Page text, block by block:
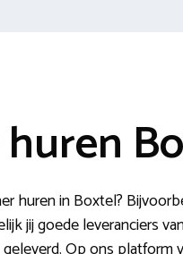
huren in Boxtel?
jij goede leveranciers